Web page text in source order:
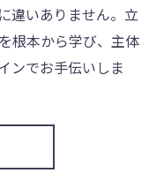
違いありません。立
根本から学び、主体
ンでお手伝いしま